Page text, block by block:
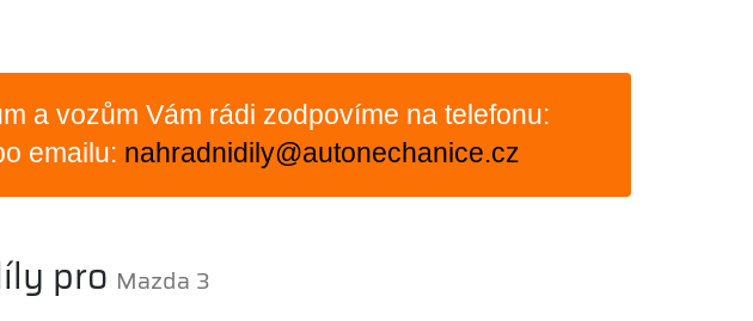
a vozům Vám rádi zodpovíme na telefonu:
emailu: nahradnidily@autonechanice.cz
pro Mazda 3